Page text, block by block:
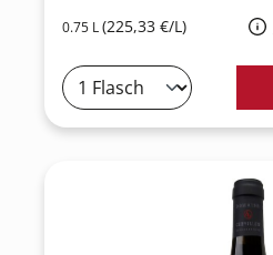
0.75 L(225,33 €/L)